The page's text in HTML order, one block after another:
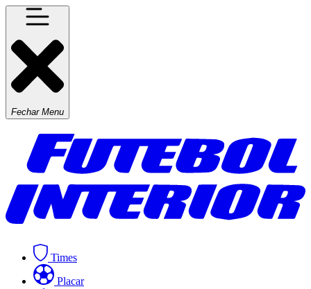
Fechar Menu
Times
Placar